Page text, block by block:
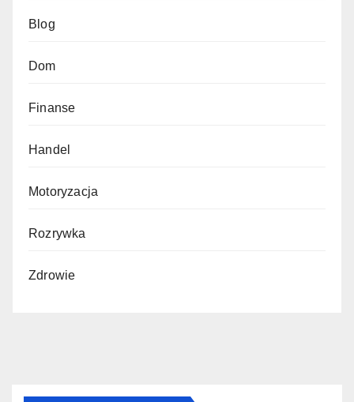
Blog
Dom
Finanse
Handel
Motoryzacja
Rozrywka
Zdrowie